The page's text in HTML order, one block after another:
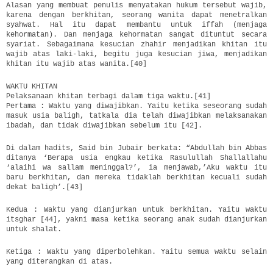
Alasan yang membuat penulis menyatakan hukum tersebut wajib,
karena dengan berkhitan, seorang wanita dapat menetralkan
syahwat. Hal itu dapat membantu untuk iffah (menjaga
kehormatan). Dan menjaga kehormatan sangat dituntut secara
syariat. Sebagaimana kesucian zhahir menjadikan khitan itu
wajib atas laki-laki, begitu juga kesucian jiwa, menjadikan
khitan itu wajib atas wanita.[40]
WAKTU KHITAN
Pelaksanaan khitan terbagi dalam tiga waktu.[41]
Pertama : Waktu yang diwajibkan. Yaitu ketika seseorang sudah
masuk usia baligh, tatkala dia telah diwajibkan melaksanakan
ibadah, dan tidak diwajibkan sebelum itu [42].
Di dalam hadits, Said bin Jubair berkata: “Abdullah bin Abbas
ditanya ‘Berapa usia engkau ketika Rasulullah Shallallahu
‘alaihi wa sallam meninggal?’, ia menjawab,’Aku waktu itu
baru berkhitan, dan mereka tidaklah berkhitan kecuali sudah
dekat baligh’.[43]
Kedua : Waktu yang dianjurkan untuk berkhitan. Yaitu waktu
itsghar [44], yakni masa ketika seorang anak sudah dianjurkan
untuk shalat.
Ketiga : Waktu yang diperbolehkan. Yaitu semua waktu selain
yang diterangkan di atas.